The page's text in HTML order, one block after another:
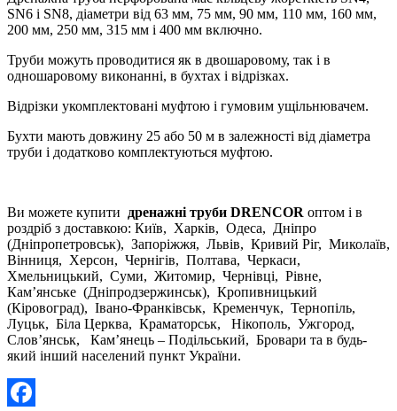
SN6 і SN8, діаметри від 63 мм, 75 мм, 90 мм, 110 мм, 160 мм,
200 мм, 250 мм, 315 мм і 400 мм включно.
Труби можуть проводитися як в двошаровому, так і в
одношаровому виконанні, в бухтах і відрізках.
Відрізки укомплектовані муфтою і гумовим ущільнювачем.
Бухти мають довжину 25 або 50 м в залежності від діаметра
труби і додатково комплектуються муфтою.
Ви можете купити дренажні труби DRENCOR оптом і в
роздріб з доставкою: Київ, Харків, Одеса, Дніпро
(Дніпропетровськ), Запоріжжя, Львів, Кривий Ріг, Миколаїв,
Вінниця, Херсон, Чернігів, Полтава, Черкаси,
Хмельницький, Суми, Житомир, Чернівці, Рівне,
Кам’янське (Дніпродзержинськ), Кропивницький
(Кіровоград), Івано-Франківськ, Кременчук, Тернопіль,
Луцьк, Біла Церква, Краматорськ, Нікополь, Ужгород,
Слов’янськ, Кам’янець – Подільський, Бровари та в будь-
який інший населений пункт України.